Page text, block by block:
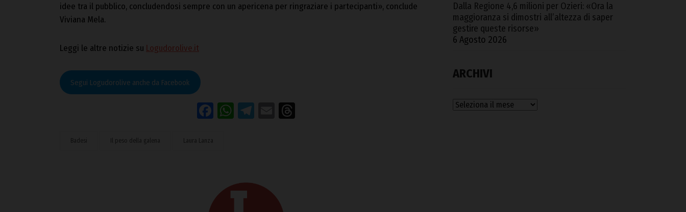
idee tra il pubblico, concludendosi sempre con un apericena per ringraziare i partecipanti», conclude
Viviana Mela.
Leggi le altre notizie su Logudorolive.it
Segui Logudorolive anche da Facebook
Facebook
WhatsApp
Telegram
Email
Badesi Il peso della galena Laura Lanza
Dalla Regione 4,6 milioni per Ozieri: «Ora la
maggioranza si dimostri all’altezza di saper
gestire queste risorse»
6 Agosto 2026
ARCHIVI
Archivi